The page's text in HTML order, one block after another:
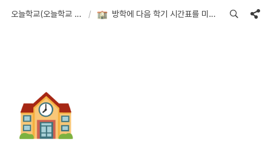
오늘학교(오늘학교 아카데미) FAQ / 방학에 다음 학기 시간표를 미리 확인할 수 있나요?
🏫